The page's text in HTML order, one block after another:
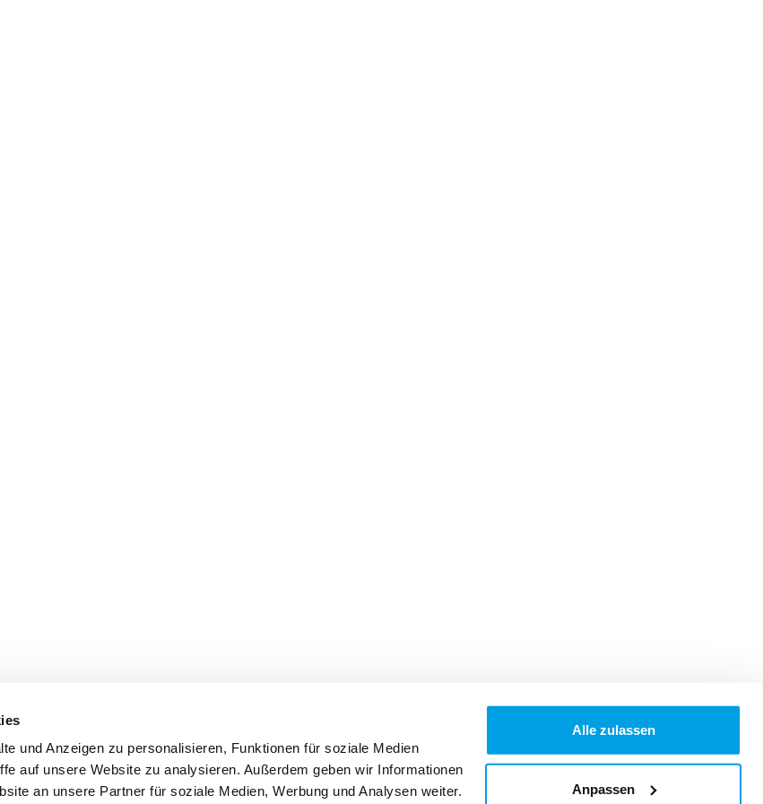
und Anzeigen zu personalisieren, Funktionen für soziale Medien
auf unsere Website zu analysieren. Außerdem geben wir Informationen
an unsere Partner für soziale Medien, Werbung und Analysen weiter.
Alle zulassen
Anpassen